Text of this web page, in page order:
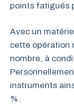
points fatigués
Avec un
cette opération
nombre, à
instruments
%.